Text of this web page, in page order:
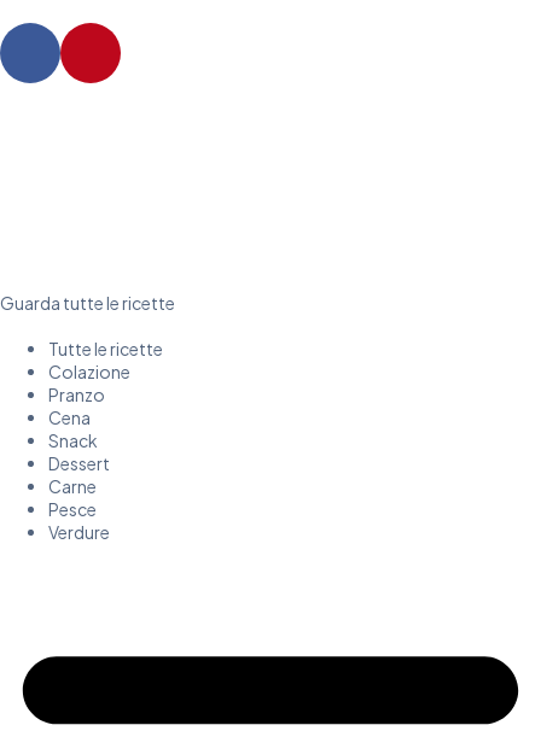
Guarda tutte le ricette
Tutte le ricette
Colazione
Pranzo
Cena
Snack
Dessert
Carne
Pesce
Verdure